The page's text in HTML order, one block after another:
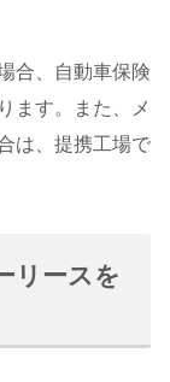
合、自動車保険
ます。また、メ
は、提携工場で
リースを